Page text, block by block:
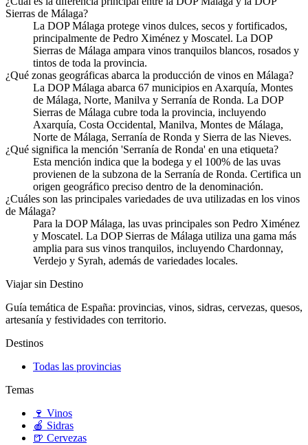
Sierras de Málaga?
La DOP Málaga protege vinos dulces, secos y fortificados,
principalmente de Pedro Ximénez y Moscatel. La DOP
Sierras de Málaga ampara vinos tranquilos blancos, rosados y
tintos de toda la provincia.
¿Qué zonas geográficas abarca la producción de vinos en Málaga?
La DOP Málaga abarca 67 municipios en Axarquía, Montes
de Málaga, Norte, Manilva y Serranía de Ronda. La DOP
Sierras de Málaga cubre toda la provincia, incluyendo
Axarquía, Costa Occidental, Manilva, Montes de Málaga,
Norte de Málaga, Serranía de Ronda y Sierra de las Nieves.
¿Qué significa la mención 'Serranía de Ronda' en una etiqueta?
Esta mención indica que la bodega y el 100% de las uvas
provienen de la subzona de la Serranía de Ronda. Certifica un
origen geográfico preciso dentro de la denominación.
¿Cuáles son las principales variedades de uva utilizadas en los vinos
de Málaga?
Para la DOP Málaga, las uvas principales son Pedro Ximénez
y Moscatel. La DOP Sierras de Málaga utiliza una gama más
amplia para sus vinos tranquilos, incluyendo Chardonnay,
Verdejo y Syrah, además de variedades locales.
Viajar sin Destino
Guía temática de España: provincias, vinos, sidras, cervezas, quesos,
artesanía y festividades con territorio.
Destinos
Todas las provincias
Temas
🍷 Vinos
🍎 Sidras
🍺 Cervezas